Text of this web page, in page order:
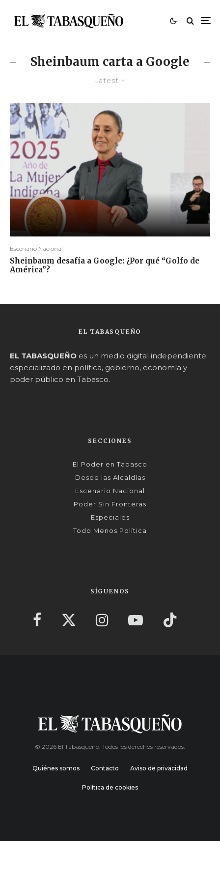
Sheinbaum carta a Google
Latest
Escenario Nacional
Sheinbaum desafía a Google: ¿Por qué “Golfo de
América”?
EL TABASQUEÑO
EL TABASQUEÑO es un medio digital independiente
especializado en política, gobierno, economía y
poder público en Tabasco.
SECCIONES
El Poder en Tabasco
Desde las Alcaldías
Escenario Nacional
Poder Sin Fronteras
Especiales
Todo Menos Política
SÍGUENOS
© 2026 El Tabasqueño. Todos los derechos reservados.
Quiénes somos Contacto Aviso de privacidad
Política de cookies